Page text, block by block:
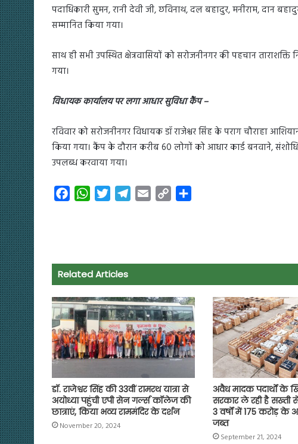
पदाधिकारी सुमन, रानी देवी जी, छविनाथ, दल बहादुर, मनीराम, दान
सम्मानित किया गया।
साथ ही सभी उपस्थित क्षेत्रवासियों को सरोजनीनगर की पहचान
गया।
विधायक कार्यालय पर लगा आधार सुविधा कैंप –
रविवार को सरोजनीनगर विधायक डॉ राजेश्वर सिंह के पराग चौराहा
किया गया। कैंप के दौरान करीब 60 लोगों को आधार कार्ड बनवाने,
उपलब्ध करवाया गया।
o
o
k
W
A
p
p
e
r
a
m
n
k
Related Articles
डॉ. राजेश्वर सिंह की 33वीं रामरथ यात्रा से
अयोध्या पहुंची एपी सेन गर्ल्स कॉलेज की
छात्राएं, किया भव्य राममंदिर के दर्शन
November 20, 2024
अवैध मादक पदार्थों के
सरकार ले रही है सख्ती
3 वर्षों में 175 करोड़ के
जब्त
September 21, 2024